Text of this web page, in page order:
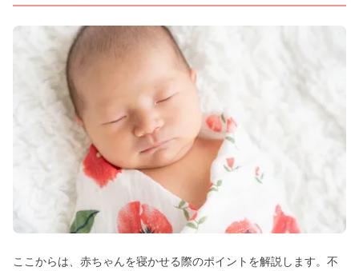
ここからは、赤ちゃんを寝かせる際のポイントを解説します。不